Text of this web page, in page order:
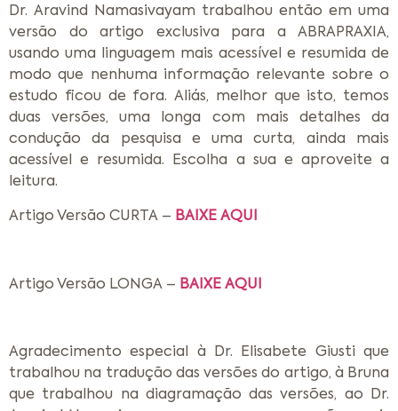
Dr. Aravind Namasivayam trabalhou então em uma
versão do artigo exclusiva para a ABRAPRAXIA,
usando uma linguagem mais acessível e resumida de
modo que nenhuma informação relevante sobre o
estudo ficou de fora. Aliás, melhor que isto, temos
duas versões, uma longa com mais detalhes da
condução da pesquisa e uma curta, ainda mais
acessível e resumida. Escolha a sua e aproveite a
leitura.
Artigo Versão CURTA – BAIXE AQUI
Artigo Versão LONGA – BAIXE AQUI
Agradecimento especial à Dr. Elisabete Giusti que
trabalhou na tradução das versões do artigo, à Bruna
que trabalhou na diagramação das versões, ao Dr.